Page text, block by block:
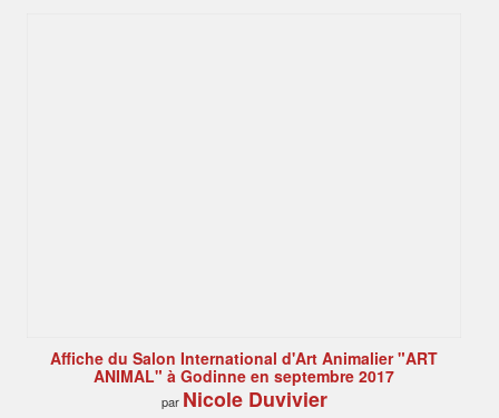
Affiche du Salon International d'Art Animalier "ART
ANIMAL" à Godinne en septembre 2017
par Nicole Duvivier